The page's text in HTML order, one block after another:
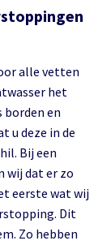
alle vetten
het
en
u deze in de
Bij een
eerste wat wij
Dit
Zo hebben